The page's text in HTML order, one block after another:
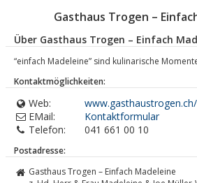
Gasthaus Trogen –
Über Gasthaus Trogen – Einfach
“einfach Madeleine” sind kulinarische
Kontaktmöglichkeiten:
Web:
www.gasthaustrogen.ch/
EMail:
Kontaktformular
Telefon:
041 661 00 10
Postadresse:
Gasthaus Trogen – Einfach Madeleine